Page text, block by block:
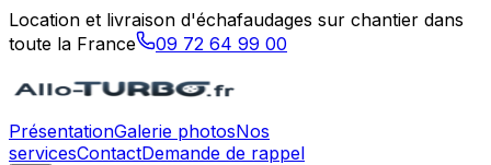
Location et livraison d'échafaudages sur chantier dans
toute la France
09 72 64 99 00
PrésentationGalerie photosNos
servicesContactDemande de rappel